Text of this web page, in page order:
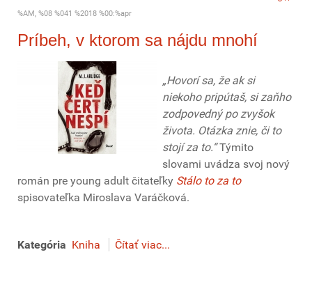
%AM, %08 %041 %2018 %00:%apr
Príbeh, v ktorom sa nájdu mnohí
„Hovorí sa, že ak si
niekoho pripútaš, si zaňho
zodpovedný po zvyšok
života. Otázka znie, či to
stojí za to.“Týmito
slovami uvádza svoj nový
román pre young adult čitateľky Stálo to za to
spisovateľka Miroslava Varáčková.
Kategória Kniha Čítať viac...